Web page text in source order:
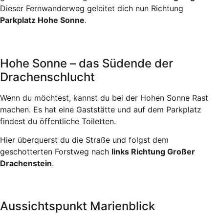
Dieser Fernwanderweg geleitet dich nun Richtung
Parkplatz Hohe Sonne.
Hohe Sonne – das Südende der
Drachenschlucht
Wenn du möchtest, kannst du bei der Hohen Sonne Rast
machen. Es hat eine Gaststätte und auf dem Parkplatz
findest du öffentliche Toiletten.
Hier überquerst du die Straße und folgst dem
geschotterten Forstweg nach links Richtung Großer
Drachenstein.
Aussichtspunkt Marienblick